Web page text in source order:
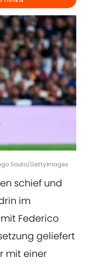
Souto/GettyImages
schief und
im
Federico
geliefert
mit einer